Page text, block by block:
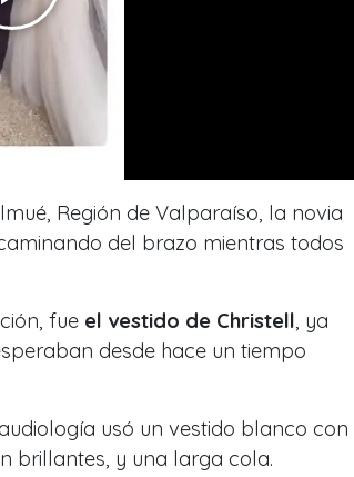
Región de Valparaíso, la novia
del brazo mientras todos
fue el vestido de Christell, ya
desde hace un tiempo
usó un vestido blanco con
brillantes, y una larga cola.